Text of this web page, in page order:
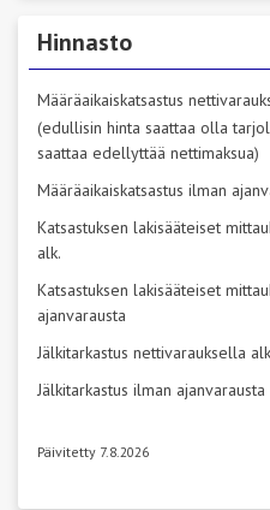
Hinnasto
Määräaikaiskatsastus
(edullisin hinta saattaa olla
saattaa edellyttää nettimaksua)
Määräaikaiskatsastus ilman
Katsastuksen lakisääteiset
alk.
Katsastuksen lakisääteiset
ajanvarausta
Jälkitarkastus nettivarauksella
Jälkitarkastus ilman ajanvarausta
Päivitetty 7.8.2026